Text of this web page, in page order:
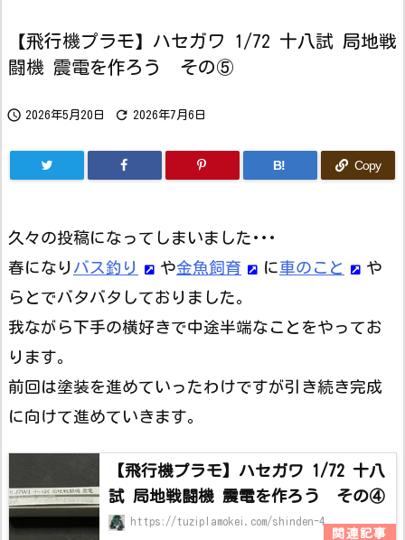
【飛行機プラモ】ハセガワ 1/72 十八試 局地戦
闘機 震電を作ろう その⑤
 2026年5月20日  2026年7月6日
B! Copy
久々の投稿になってしまいました･･･
春になり バス釣り や金魚飼育 に車のこと
や
らとでバタバタしておりました。
我ながら下手の横好きで中途半端なことをやってお
ります。
前回は塗装を進めていったわけですが引き続き完成
に向けて進めていきます。
【飛行機プラモ】ハセガワ 1/72 十八
試 局地戦闘機 震電を作ろう その④
https://tuziplamokei.com/shinden-4